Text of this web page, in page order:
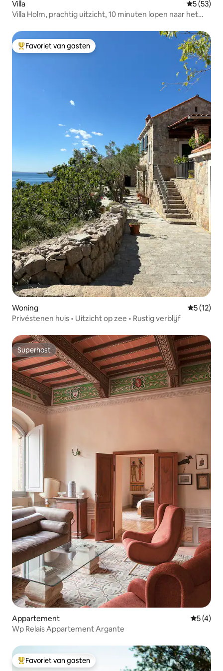
Villa
5 (53)
Villa Holm, prachtig uitzicht, 10 minuten lopen naar het
Topfavoriet van gasten
Favoriet van gasten
Woning
5 (12)
Privéstenen huis • Uitzicht op zee • Rustig verblijf
Superhost
Superhost
Appartement
5 (4)
Wp Relais Appartement Argante
Topfavoriet van gasten
Favoriet van gasten